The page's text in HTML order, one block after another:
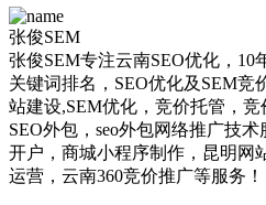
张俊SEM
张俊SEM专注云南SEO优化，10
关键词排名，SEO优化及SEM竞
站建设,SEM优化，竞价托管，竞
SEO外包，seo外包网络推广技
开户，商城小程序制作，昆明网
运营，云南360竞价推广等服务！